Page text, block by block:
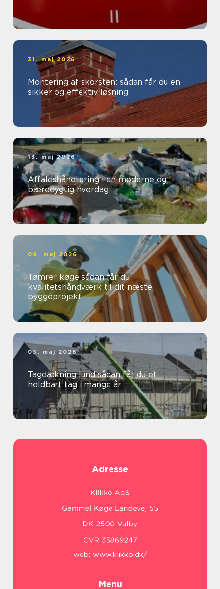
31. maj 2026
Montering af skorsten: sådan får du en
sikker og effektiv løsning
13. maj 2026
Affaldshåndtering i en moderne og
bæredygtig hverdag
09. maj 2026
Tømrer køge sådan får du
kvalitetshåndværk til dit næste
byggeprojekt
03. maj 2026
Tagdækning lund sådan får du et
holdbart tag i mange år
Adresse
web: www.klikko.dk/
Menu